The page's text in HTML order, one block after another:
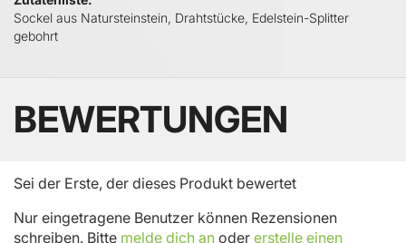
Sockel aus Natursteinstein, Drahtstücke, Edelstein-Splitter
gebohrt
BEWERTUNGEN
Sei der Erste, der dieses Produkt bewertet
Nur eingetragene Benutzer können Rezensionen
schreiben. Bitte melde dich an oder erstelle einen